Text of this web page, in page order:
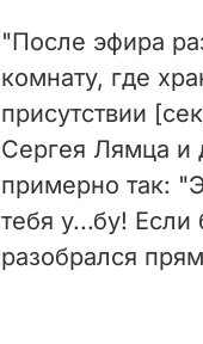
"После эфира
комнату, где
присутствии
Сергея Лямца и
примерно так:
тебя у...бу!
разобрался